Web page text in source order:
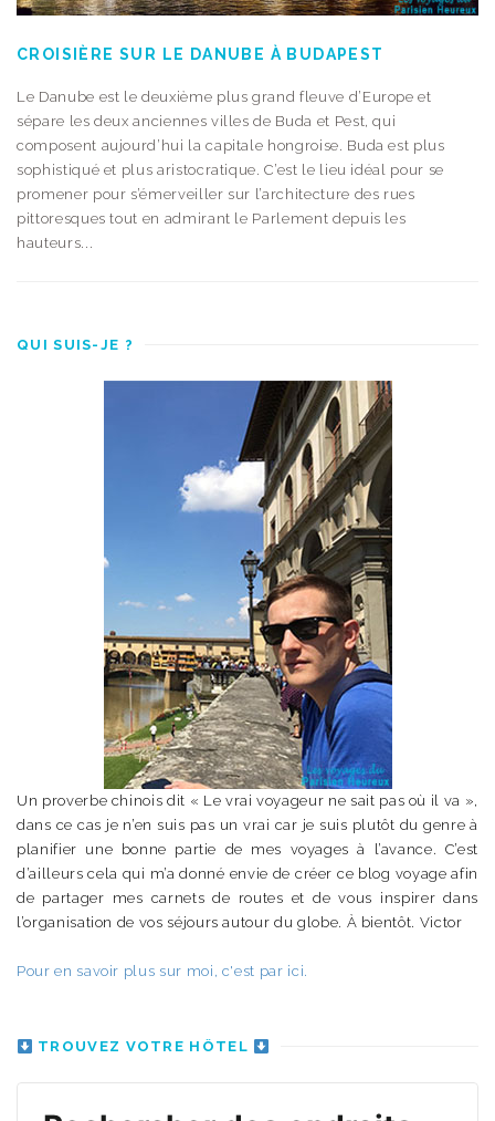
CROISIÈRE SUR LE DANUBE À BUDAPEST
Le Danube est le deuxième plus grand fleuve d’Europe et
sépare les deux anciennes villes de Buda et Pest, qui
composent aujourd’hui la capitale hongroise. Buda est plus
sophistiqué et plus aristocratique. C’est le lieu idéal pour se
promener pour s’émerveiller sur l’architecture des rues
pittoresques tout en admirant le Parlement depuis les
hauteurs...
QUI SUIS-JE ?
Un proverbe chinois dit « Le vrai voyageur ne sait pas où il va »,
dans ce cas je n’en suis pas un vrai car je suis plutôt du genre à
planifier une bonne partie de mes voyages à l’avance. C’est
d’ailleurs cela qui m’a donné envie de créer ce blog voyage afin
de partager mes carnets de routes et de vous inspirer dans
l’organisation de vos séjours autour du globe. À bientôt. Victor
Pour en savoir plus sur moi, c'est par ici.
TROUVEZ VOTRE HÔTEL